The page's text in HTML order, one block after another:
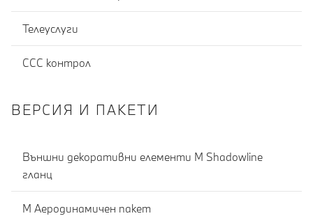
Телеуслуги
CCC контрол
ВЕРСИЯ И ПАКЕТИ
Външни декоративни елементи M Shadowline
гланц
М Аеродинамичен пакет